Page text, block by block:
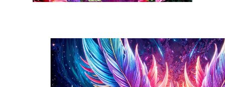
inkl. MwSt. und zzgl. Versandkosten
1000 Teile